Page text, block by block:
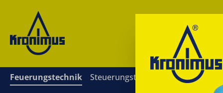
Zur Hauptnavigation springen
Feuerungstechnik Steuerungstechnik Mess- und